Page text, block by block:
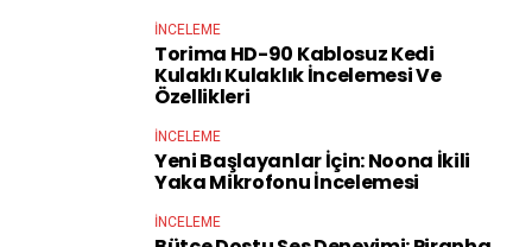
İNCELEME
Torima HD-90 Kablosuz Kedi
Kulaklı Kulaklık İncelemesi Ve
Özellikleri
İNCELEME
Yeni Başlayanlar İçin: Noona İkili
Yaka Mikrofonu İncelemesi
İNCELEME